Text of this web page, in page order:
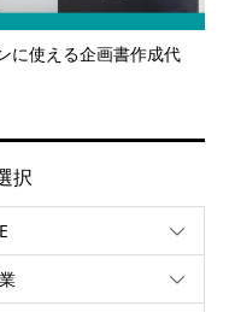
デザインの単発依頼からト
択